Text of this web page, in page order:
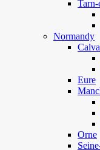
Tarn-
Normandy
Eure
Orne